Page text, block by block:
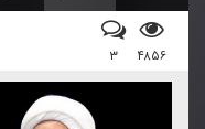
۴۸۵۶ ۳